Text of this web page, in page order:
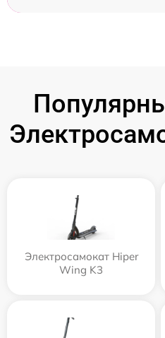
Электросамокат Hiper
Wing K3